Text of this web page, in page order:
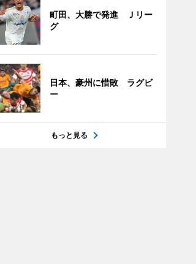
町田、大勝で発進 Ｊリー
グ
日本、豪州に惜敗 ラグビ
ー
もっと見る